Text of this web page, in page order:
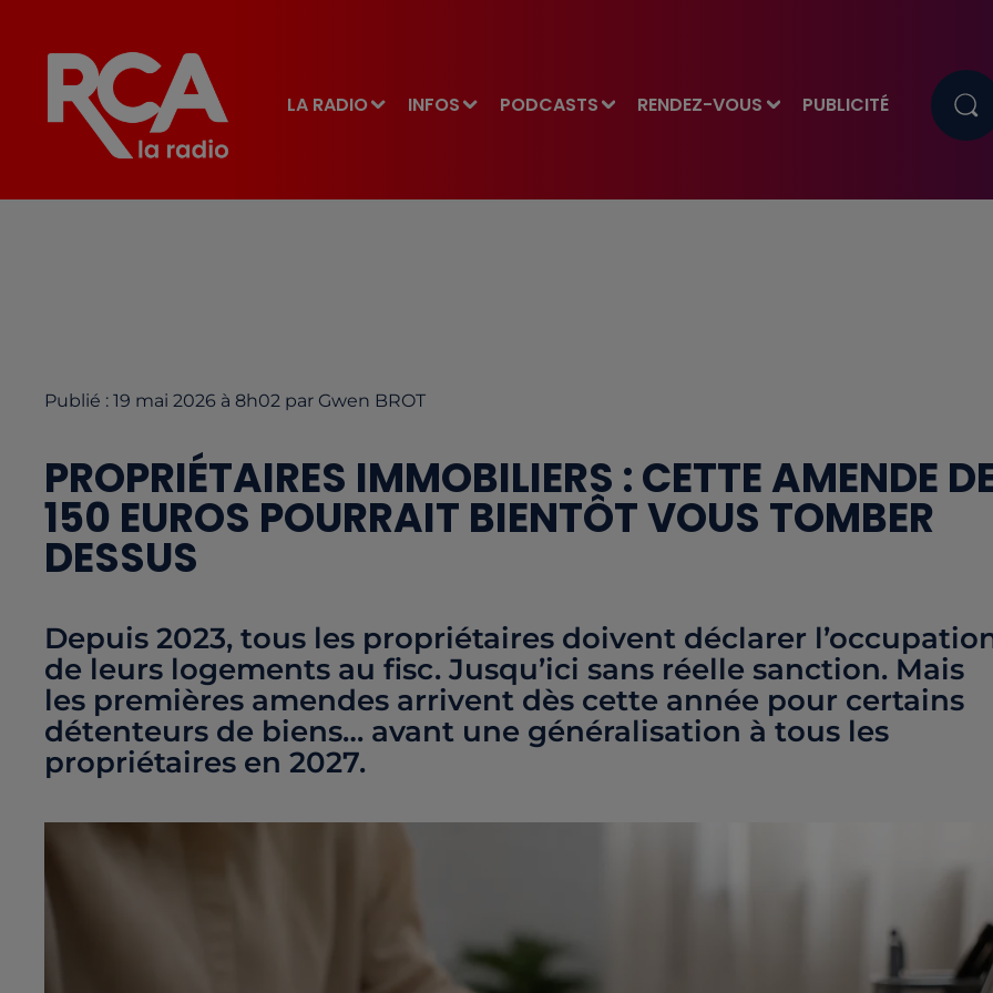
LA RADIO INFOS PODCASTS RENDEZ-VOUS PUBLICITÉ
Publié : 19 mai 2026 à 8h02 par Gwen BROT
PROPRIÉTAIRES IMMOBILIERS : CETTE AMENDE
150 EUROS POURRAIT BIENTÔT VOUS TOMBER
DESSUS
Depuis 2023, tous les propriétaires doivent déclarer
de leurs logements au fisc. Jusqu’ici sans réelle sanction. Mais
les premières amendes arrivent dès cette année pour certains
détenteurs de biens… avant une généralisation à tous les
propriétaires en 2027.